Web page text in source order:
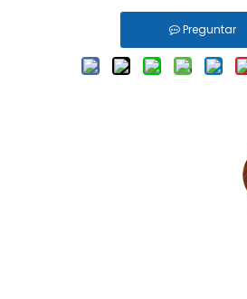
Preguntar